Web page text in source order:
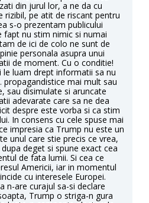
din jurul lor, a ne da cu
rizibil, pe atit de riscant pentru
s-o prezentam publicului
nu stim nimic si numai
de ici de colo ne sunt de
personala asupra unui
de moment. Cu o conditie!
le luam drept informatii sa nu
propagandistice mai mult sau
sau disimulate si aruncate
adevarate care sa ne dea
despre este vorba si ca stim
In consens cu cele spuse mai
impresia ca Trump nu este un
unul care stie precis ce vrea,
deget si spune exact cea
de fata lumii. Si cea ce
Americii, iar in momentul
cu interesele Europei.
n-are curajul sa-si declare
Trump o striga-n gura